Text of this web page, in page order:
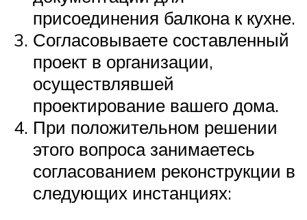
присоединения балкона к кухне.
Согласовываете составленный
проект в организации,
осуществлявшей
проектирование вашего дома.
При положительном решении
этого вопроса занимаетесь
согласованием реконструкции в
следующих инстанциях: